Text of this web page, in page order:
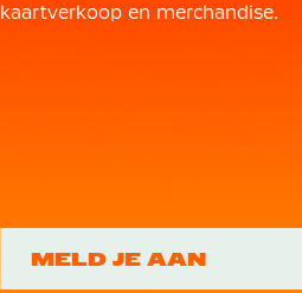
kaartverkoop en merchandise.
MELD JE AAN